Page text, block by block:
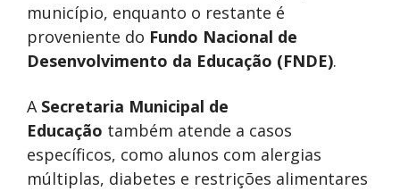
município, enquanto o restante é
proveniente do Fundo Nacional de
Desenvolvimento da Educação (FNDE).
A Secretaria Municipal de
Educação também atende a casos
específicos, como alunos com alergias
múltiplas, diabetes e restrições alimentares